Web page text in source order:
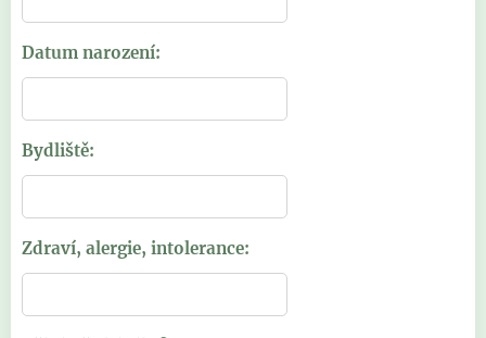
Datum narození:
Bydliště:
Zdraví, alergie, intolerance: